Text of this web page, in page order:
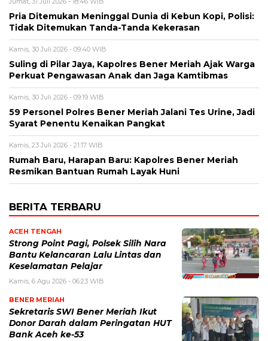
Pria Ditemukan Meninggal Dunia di Kebun Kopi, Polisi:
Tidak Ditemukan Tanda-Tanda Kekerasan
Kamis, 30 Juli 2026 - 09:40 WIB
Suling di Pilar Jaya, Kapolres Bener Meriah Ajak Warga
Perkuat Pengawasan Anak dan Jaga Kamtibmas
Kamis, 30 Juli 2026 - 09:19 WIB
59 Personel Polres Bener Meriah Jalani Tes Urine, Jadi
Syarat Penentu Kenaikan Pangkat
Kamis, 23 Juli 2026 - 21:17 WIB
Rumah Baru, Harapan Baru: Kapolres Bener Meriah
Resmikan Bantuan Rumah Layak Huni
BERITA TERBARU
ACEH TENGAH
Strong Point Pagi, Polsek Silih Nara
Bantu Kelancaran Lalu Lintas dan
Keselamatan Pelajar
Kamis, 6 Agu 2026 - 06:23 WIB
BENER MERIAH
Sekretaris SWI Bener Meriah Ikut
Donor Darah dalam Peringatan HUT
Bank Aceh ke-53